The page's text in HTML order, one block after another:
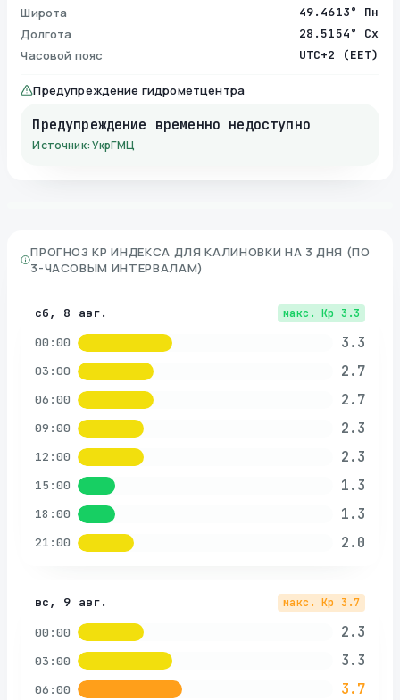
Широта
49.4613° Пн
Долгота 28.5154° Сх
Часовой пояс UTC+2 (EET)
Предупреждение гидрометцентра
Предупреждение временно недоступно
Источник: УкрГМЦ
ПРОГНОЗ KP ИНДЕКСА ДЛЯ КАЛИНОВКИ НА 3 ДНЯ (ПО
3-ЧАСОВЫМ ИНТЕРВАЛАМ)
сб, 8 авг. макс. Kp 3.3
00:00 3.3
03:00 2.7
06:00 2.7
09:00 2.3
12:00 2.3
15:00 1.3
18:00 1.3
21:00 2.0
вс, 9 авг. макс. Kp 3.7
00:00 2.3
03:00 3.3
06:00 3.7